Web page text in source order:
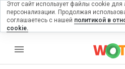
menu
на
Этот сайт использует файлы cookie для
персонализации. Продолжая
соглашаетесь с нашей политикой в
cookie.